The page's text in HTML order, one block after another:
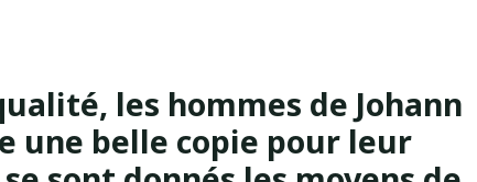
les hommes de Johann
une belle copie pour leur